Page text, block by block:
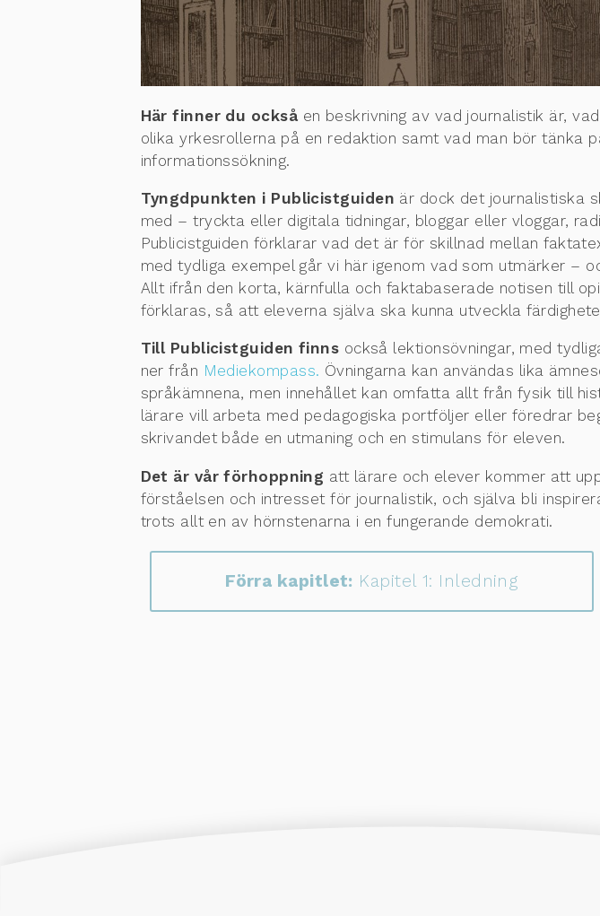
Här finner du också en beskrivning av vad journalistik är,
olika yrkesrollerna på en redaktion samt vad man bör tänka
informationssökning.
Tyngdpunkten i Publicistguiden är dock det journalistiska
med – tryckta eller digitala tidningar, bloggar eller vloggar,
Publicistguiden förklarar vad det är för skillnad mellan
med tydliga exempel går vi här igenom vad som utmärker –
Allt ifrån den korta, kärnfulla och faktabaserade notisen till
förklaras, så att eleverna själva ska kunna utveckla
Till Publicistguiden finns också lektionsövningar, med
ner från Mediekompass. Övningarna kan användas lika
språkämnena, men innehållet kan omfatta allt från fysik till
lärare vill arbeta med pedagogiska portföljer eller föredrar
skrivandet både en utmaning och en stimulans för eleven.
Det är vår förhoppning att lärare och elever kommer att
förståelsen och intresset för journalistik, och själva bli
trots allt en av hörnstenarna i en fungerande demokrati.
Förra kapitlet: Kapitel 1: Inledning